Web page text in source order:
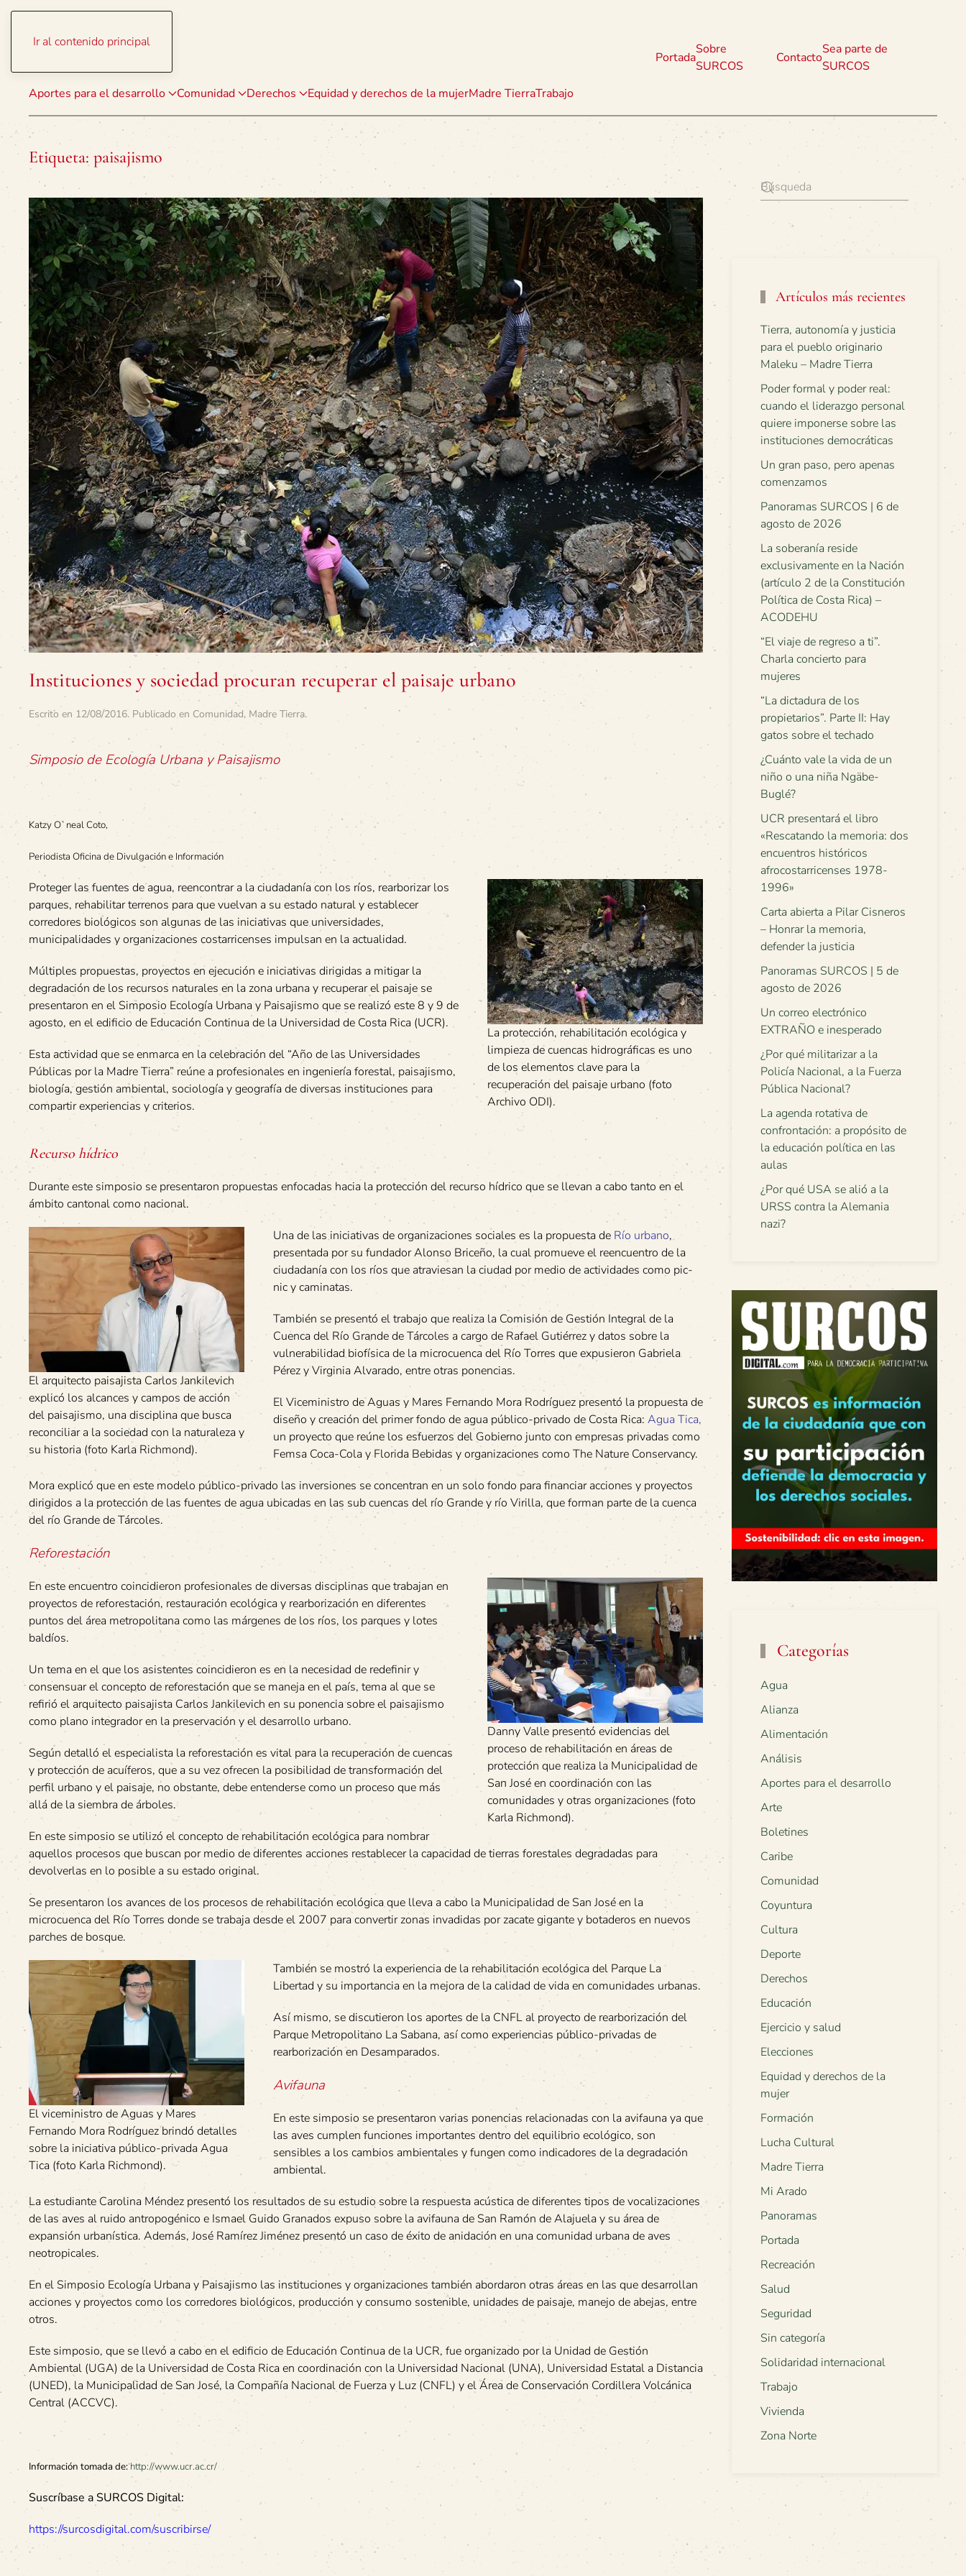
Ir al contenido principal
Aportes para el desarrollo Comunidad Derechos Equidad y derechos de la mujerMadre TierraTrabajo
Portada
Sobre
SURCOS
Contacto
Sea parte de
SURCOS
Etiqueta: paisajismo
Instituciones y sociedad procuran recuperar el paisaje urbano
Escrito en 12/08/2016. Publicado en Comunidad, Madre Tierra.
Simposio de Ecología Urbana y Paisajismo
Katzy O`neal Coto,
Periodista Oficina de Divulgación e Información
La protección, rehabilitación ecológica y
limpieza de cuencas hidrográficas es uno
de los elementos clave para la
recuperación del paisaje urbano (foto
Archivo ODI).
Proteger las fuentes de agua, reencontrar a la ciudadanía con los ríos, rearborizar los
parques, rehabilitar terrenos para que vuelvan a su estado natural y establecer
corredores biológicos son algunas de las iniciativas que universidades,
municipalidades y organizaciones costarricenses impulsan en la actualidad.
Múltiples propuestas, proyectos en ejecución e iniciativas dirigidas a mitigar la
degradación de los recursos naturales en la zona urbana y recuperar el paisaje se
presentaron en el Simposio Ecología Urbana y Paisajismo que se realizó este 8 y 9 de
agosto, en el edificio de Educación Continua de la Universidad de Costa Rica (UCR).
Esta actividad que se enmarca en la celebración del “Año de las Universidades
Públicas por la Madre Tierra” reúne a profesionales en ingeniería forestal, paisajismo,
biología, gestión ambiental, sociología y geografía de diversas instituciones para
compartir experiencias y criterios.
Recurso hídrico
Durante este simposio se presentaron propuestas enfocadas hacia la protección del recurso hídrico que se llevan a cabo tanto en el
ámbito cantonal como nacional.
El arquitecto paisajista Carlos Jankilevich
explicó los alcances y campos de acción
del paisajismo, una disciplina que busca
reconciliar a la sociedad con la naturaleza y
su historia (foto Karla Richmond).
Una de las iniciativas de organizaciones sociales es la propuesta de Río urbano,
presentada por su fundador Alonso Briceño, la cual promueve el reencuentro de la
ciudadanía con los ríos que atraviesan la ciudad por medio de actividades como pic-
nic y caminatas.
También se presentó el trabajo que realiza la Comisión de Gestión Integral de la
Cuenca del Río Grande de Tárcoles a cargo de Rafael Gutiérrez y datos sobre la
vulnerabilidad biofísica de la microcuenca del Río Torres que expusieron Gabriela
Pérez y Virginia Alvarado, entre otras ponencias.
El Viceministro de Aguas y Mares Fernando Mora Rodríguez presentó la propuesta de
diseño y creación del primer fondo de agua público-privado de Costa Rica: Agua Tica,
un proyecto que reúne los esfuerzos del Gobierno junto con empresas privadas como
Femsa Coca-Cola y Florida Bebidas y organizaciones como The Nature Conservancy.
Mora explicó que en este modelo público-privado las inversiones se concentran en un solo fondo para financiar acciones y proyectos
dirigidos a la protección de las fuentes de agua ubicadas en las sub cuencas del río Grande y río Virilla, que forman parte de la cuenca
del río Grande de Tárcoles.
Reforestación
Danny Valle presentó evidencias del
proceso de rehabilitación en áreas de
protección que realiza la Municipalidad de
San José en coordinación con las
comunidades y otras organizaciones (foto
Karla Richmond).
En este encuentro coincidieron profesionales de diversas disciplinas que trabajan en
proyectos de reforestación, restauración ecológica y rearborización en diferentes
puntos del área metropolitana como las márgenes de los ríos, los parques y lotes
baldíos.
Un tema en el que los asistentes coincidieron es en la necesidad de redefinir y
consensuar el concepto de reforestación que se maneja en el país, tema al que se
refirió el arquitecto paisajista Carlos Jankilevich en su ponencia sobre el paisajismo
como plano integrador en la preservación y el desarrollo urbano.
Según detalló el especialista la reforestación es vital para la recuperación de cuencas
y protección de acuíferos, que a su vez ofrecen la posibilidad de transformación del
perfil urbano y el paisaje, no obstante, debe entenderse como un proceso que más
allá de la siembra de árboles.
En este simposio se utilizó el concepto de rehabilitación ecológica para nombrar
aquellos procesos que buscan por medio de diferentes acciones restablecer la capacidad de tierras forestales degradadas para
devolverlas en lo posible a su estado original.
Se presentaron los avances de los procesos de rehabilitación ecológica que lleva a cabo la Municipalidad de San José en la
microcuenca del Río Torres donde se trabaja desde el 2007 para convertir zonas invadidas por zacate gigante y botaderos en nuevos
parches de bosque.
El viceministro de Aguas y Mares
Fernando Mora Rodríguez brindó detalles
sobre la iniciativa público-privada Agua
Tica (foto Karla Richmond).
También se mostró la experiencia de la rehabilitación ecológica del Parque La
Libertad y su importancia en la mejora de la calidad de vida en comunidades urbanas.
Así mismo, se discutieron los aportes de la CNFL al proyecto de rearborización del
Parque Metropolitano La Sabana, así como experiencias público-privadas de
rearborización en Desamparados.
Avifauna
En este simposio se presentaron varias ponencias relacionadas con la avifauna ya que
las aves cumplen funciones importantes dentro del equilibrio ecológico, son
sensibles a los cambios ambientales y fungen como indicadores de la degradación
ambiental.
La estudiante Carolina Méndez presentó los resultados de su estudio sobre la respuesta acústica de diferentes tipos de vocalizaciones
de las aves al ruido antropogénico e Ismael Guido Granados expuso sobre la avifauna de San Ramón de Alajuela y su área de
expansión urbanística. Además, José Ramírez Jiménez presentó un caso de éxito de anidación en una comunidad urbana de aves
neotropicales.
En el Simposio Ecología Urbana y Paisajismo las instituciones y organizaciones también abordaron otras áreas en las que desarrollan
acciones y proyectos como los corredores biológicos, producción y consumo sostenible, unidades de paisaje, manejo de abejas, entre
otros.
Este simposio, que se llevó a cabo en el edificio de Educación Continua de la UCR, fue organizado por la Unidad de Gestión
Ambiental (UGA) de la Universidad de Costa Rica en coordinación con la Universidad Nacional (UNA), Universidad Estatal a Distancia
(UNED), la Municipalidad de San José, la Compañía Nacional de Fuerza y Luz (CNFL) y el Área de Conservación Cordillera Volcánica
Central (ACCVC).
Información tomada de: http://www.ucr.ac.cr/
Suscríbase a SURCOS Digital:
https://surcosdigital.com/suscribirse/
Artículos más recientes
Tierra, autonomía y justicia
para el pueblo originario
Maleku – Madre Tierra
Poder formal y poder real:
cuando el liderazgo personal
quiere imponerse sobre las
instituciones democráticas
Un gran paso, pero apenas
comenzamos
Panoramas SURCOS | 6 de
agosto de 2026
La soberanía reside
exclusivamente en la Nación
(artículo 2 de la Constitución
Política de Costa Rica) –
ACODEHU
“El viaje de regreso a ti”.
Charla concierto para
mujeres
“La dictadura de los
propietarios”. Parte II: Hay
gatos sobre el techado
¿Cuánto vale la vida de un
niño o una niña Ngäbe-
Buglé?
UCR presentará el libro
«Rescatando la memoria: dos
encuentros históricos
afrocostarricenses 1978-
1996»
Carta abierta a Pilar Cisneros
– Honrar la memoria,
defender la justicia
Panoramas SURCOS | 5 de
agosto de 2026
Un correo electrónico
EXTRAÑO e inesperado
¿Por qué militarizar a la
Policía Nacional, a la Fuerza
Pública Nacional?
La agenda rotativa de
confrontación: a propósito de
la educación política en las
aulas
¿Por qué USA se alió a la
URSS contra la Alemania
nazi?
Categorías
Agua
Alianza
Alimentación
Análisis
Aportes para el desarrollo
Arte
Boletines
Caribe
Comunidad
Coyuntura
Cultura
Deporte
Derechos
Educación
Ejercicio y salud
Elecciones
Equidad y derechos de la
mujer
Formación
Lucha Cultural
Madre Tierra
Mi Arado
Panoramas
Portada
Recreación
Salud
Seguridad
Sin categoría
Solidaridad internacional
Trabajo
Vivienda
Zona Norte